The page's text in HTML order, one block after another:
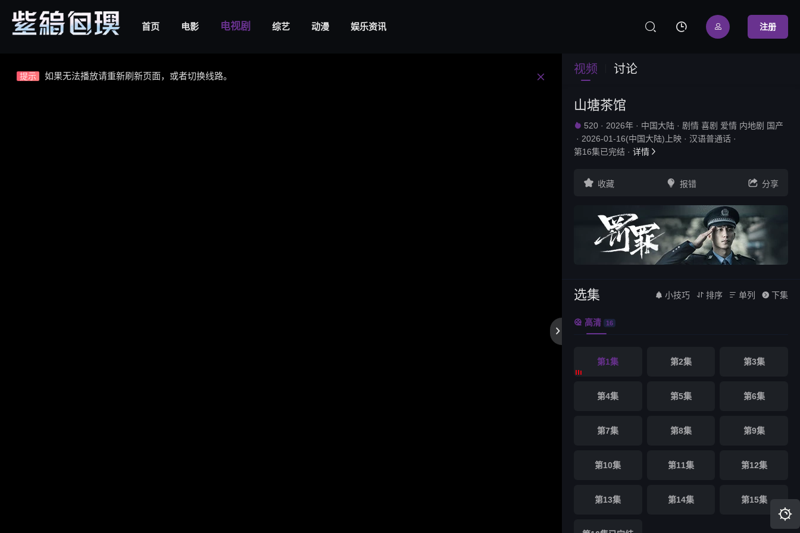
首页 电影 电视剧 综艺 动漫 娱乐资讯    注册

提示 视频载入速度跟网速有关，请耐心等待几秒钟。
提示 如果无法播放请重新刷新页面，或者切换线路。 
视频 讨论
山塘茶馆
 520 · 2026年 · 中国大陆 · 剧情 喜剧 爱情 内地剧 国产
· 2026-01-16(中国大陆)上映 · 汉语普通话 ·
第16集已完结 · 详情 
 收藏  报错  分享
选集  小技巧  排序  单列  下集
 高清 16
第1集 第2集 第3集
第4集 第5集 第6集
第7集 第8集 第9集
第10集 第11集 第12集
第13集 第14集 第15集
